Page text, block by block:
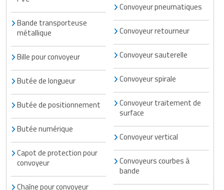
Bande transporteuse
métallique
Bille pour convoyeur
Butée de longueur
Butée de positionnement
Butée numérique
Capot de protection pour
convoyeur
Chaîne pour convoyeur
Convoyeur pneumatiques
Convoyeur retourneur
Convoyeur sauterelle
Convoyeur spirale
Convoyeur traitement de
surface
Convoyeur vertical
Convoyeurs courbes à
bande